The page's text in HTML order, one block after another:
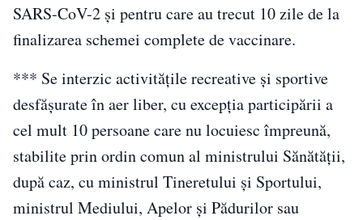
SARS-CoV-2 şi pentru care au trecut 10 zile de la
finalizarea schemei complete de vaccinare.
*** Se interzic activităţile recreative şi sportive
desfăşurate în aer liber, cu excepţia participării a
cel mult 10 persoane care nu locuiesc împreună,
stabilite prin ordin comun al ministrului Sănătăţii,
după caz, cu ministrul Tineretului şi Sportului,
ministrul Mediului, Apelor şi Pădurilor sau